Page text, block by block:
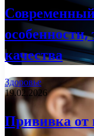
качества
Здоровье
19.02.2026
Прививка от